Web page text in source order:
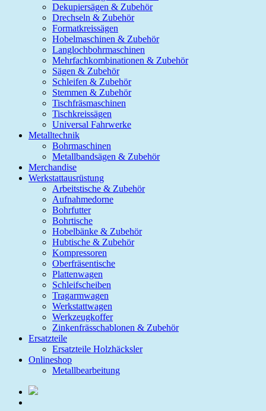
Dekupiersägen & Zubehör
Drechseln & Zubehör
Formatkreissägen
Hobelmaschinen & Zubehör
Langlochbohrmaschinen
Mehrfachkombinationen & Zubehör
Sägen & Zubehör
Schleifen & Zubehör
Stemmen & Zubehör
Tischfräsmaschinen
Tischkreissägen
Universal Fahrwerke
Metalltechnik
Bohrmaschinen
Metallbandsägen & Zubehör
Merchandise
Werkstattausrüstung
Arbeitstische & Zubehör
Aufnahmedorne
Bohrfutter
Bohrtische
Hobelbänke & Zubehör
Hubtische & Zubehör
Kompressoren
Oberfräsentische
Plattenwagen
Schleifscheiben
Tragarmwagen
Werkstattwagen
Werkzeugkoffer
Zinkenfrässchablonen & Zubehör
Ersatzteile
Ersatzteile Holzhäcksler
Onlineshop
Metallbearbeitung